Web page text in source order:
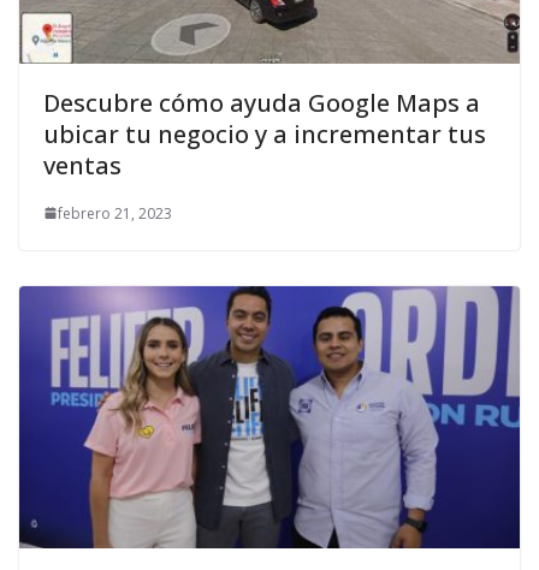
Descubre cómo ayuda Google Maps a
ubicar tu negocio y a incrementar tus
ventas
febrero 21, 2023